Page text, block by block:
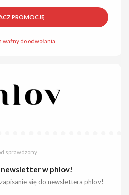
PROMOCJĘ
ważny do odwołania
sprawdzony
newsletter w phlov!
się do newslettera phlov!